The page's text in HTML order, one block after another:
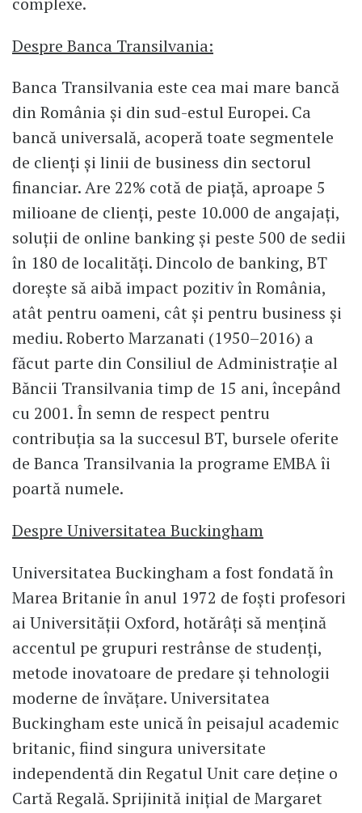
Despre Banca Transilvania:
Banca Transilvania este cea mai mare bancă
din România și din sud-estul Europei. Ca
bancă universală, acoperă toate segmentele
de clienți și linii de business din sectorul
financiar. Are 22% cotă de piață, aproape 5
milioane de clienți, peste 10.000 de angajați,
soluții de online banking și peste 500 de sedii
în 180 de localități. Dincolo de banking, BT
dorește să aibă impact pozitiv în România,
atât pentru oameni, cât și pentru business și
mediu. Roberto Marzanati (1950–2016) a
făcut parte din Consiliul de Administrație al
Băncii Transilvania timp de 15 ani, începând
cu 2001. În semn de respect pentru
contribuția sa la succesul BT, bursele oferite
de Banca Transilvania la programe EMBA îi
poartă numele.
Despre Universitatea Buckingham
Universitatea Buckingham a fost fondată în
Marea Britanie în anul 1972 de foști profesori
ai Universității Oxford, hotărâți să mențină
accentul pe grupuri restrânse de studenți,
metode inovatoare de predare și tehnologii
moderne de învățare. Universitatea
Buckingham este unică în peisajul academic
britanic, fiind singura universitate
independentă din Regatul Unit care deține o
Cartă Regală. Sprijinită inițial de Margaret